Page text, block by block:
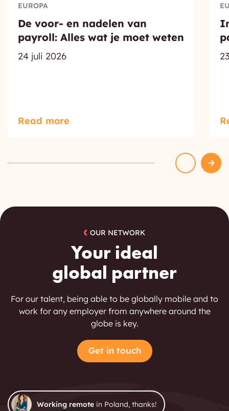
EUROPA
De voor- en nadelen van
payroll: Alles wat je moet weten
24 juli 2026
Read more
OUR NETWORK
Your ideal
global partner
For our talent, being able to be globally mobile and to
work for any employer from anywhere around the
globe is key.
Get in touch
Working remote in Poland, thanks!